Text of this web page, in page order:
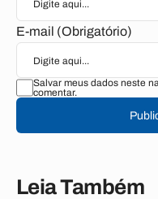
E-mail (Obrigatório)
Salvar meus dados neste
comentar.
Leia Também